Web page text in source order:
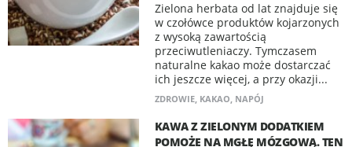
Zielona herbata od lat znajduje się
w czołówce produktów kojarzonych
z wysoką zawartością
przeciwutleniaczy. Tymczasem
naturalne kakao może dostarczać
ich jeszcze więcej, a przy okazji...
ZDROWIE, KAKAO, NAPÓJ
KAWA Z ZIELONYM DODATKIEM
POMOŻE NA MGŁĘ MÓZGOWĄ. TEN